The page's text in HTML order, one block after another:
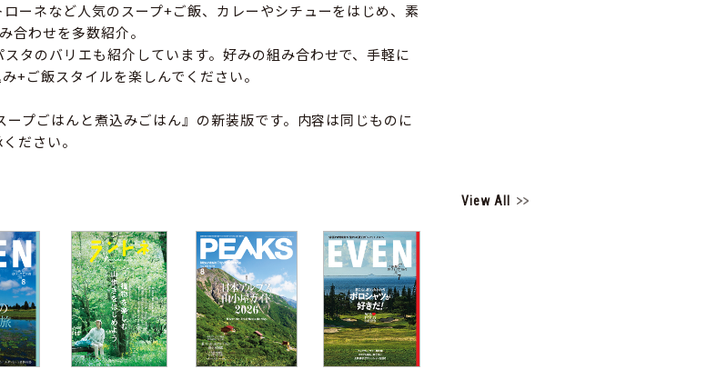
ーネなど人気のスープ+ご飯、カレーやシチューをはじめ、素
合わせを多数紹介。
タのバリエも紹介しています。好みの組み合わせで、手軽に
+ご飯スタイルを楽しんでください。
プごはんと煮込みごはん』の新装版です。内容は同じものに
ださい。
View All